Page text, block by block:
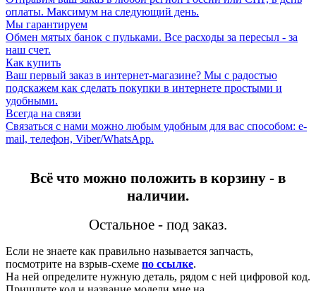
оплаты. Максимум на следующий день.
Мы гарантируем
Обмен мятых банок с пульками. Все расходы за пересыл - за
наш счет.
Как купить
Ваш первый заказ в интернет-магазине? Мы с радостью
подскажем как сделать покупки в интернете простыми и
удобными.
Всегда на связи
Связаться с нами можно любым удобным для вас способом: e-
mail, телефон, Viber/WhatsApp.
Всё что можно положить в корзину - в
наличии.
Остальное - под заказ.
Если не знаете как правильно называется запчасть,
посмотрите на взрыв-схеме по ссылке.
На ней определите нужную деталь, рядом с ней цифровой код.